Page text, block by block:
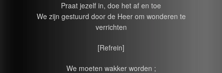
Praat jezelf in, doe het af en toe
We zijn gestuurd door de Heer om wonderen te
verrichten
[Refrein]
We moeten wakker worden ;